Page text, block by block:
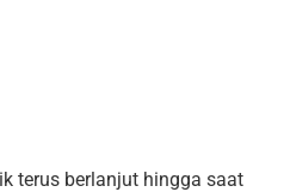
terus berlanjut hingga saat